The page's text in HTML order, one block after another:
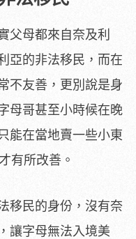
父母都來自奈及利
亞的非法移民，而在
不友善，更別說是身
母哥甚至小時候在晚
能在當地賣一些小東
有所改善。
移民的身份，沒有奈
讓字母無法入境美